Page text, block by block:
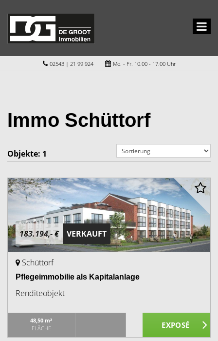
02543 | 21 99 924 Mo. - Fr. 10.00 - 17.00 Uhr
Immo Schüttorf
Objekte: 1
183.194,- € VERKAUFT
Schüttorf
Pflegeimmobilie als Kapitalanlage
Renditeobjekt
48,50 m²
FLÄCHE